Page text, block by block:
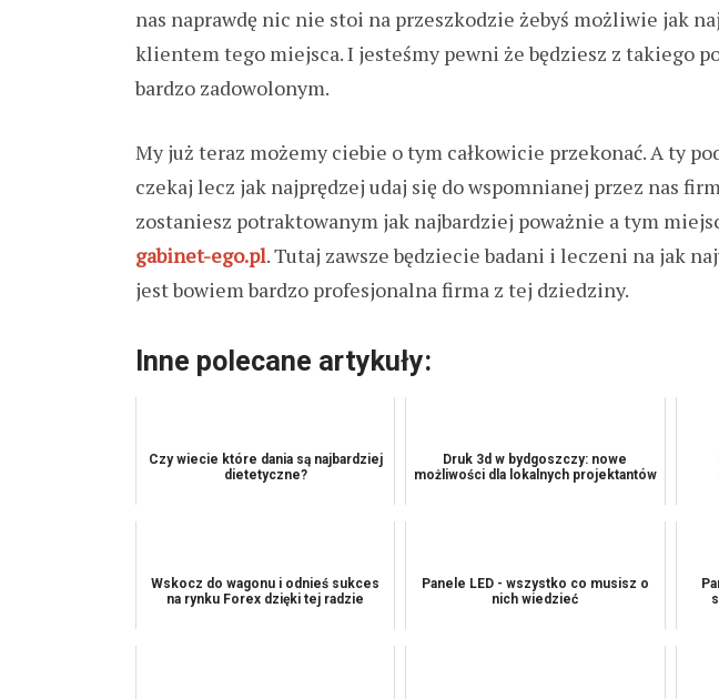
nas naprawdę nic nie stoi na przeszkodzie żebyś możliwie jak
klientem tego miejsca. I jesteśmy pewni że będziesz z takiego
bardzo zadowolonym.
My już teraz możemy ciebie o tym całkowicie przekonać. A ty
czekaj lecz jak najprędzej udaj się do wspomnianej przez nas
zostaniesz potraktowanym jak najbardziej poważnie a tym
gabinet-ego.pl. Tutaj zawsze będziecie badani i leczeni na jak
jest bowiem bardzo profesjonalna firma z tej dziedziny.
Inne polecane artykuły:
Czy wiecie które dania są najbardziej
dietetyczne?
Druk 3d w bydgoszczy: nowe
możliwości dla lokalnych projektantów
Wskocz do wagonu i odnieś sukces
na rynku Forex dzięki tej radzie
Panele LED - wszystko co musisz o
nich wiedzieć